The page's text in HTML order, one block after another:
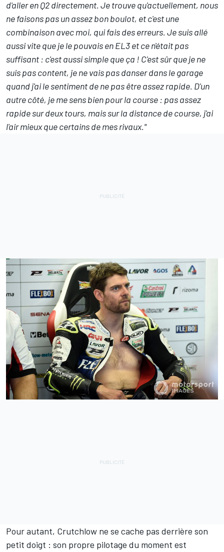
d'aller en Q2 directement. Je trouve qu'actuellement, nous
ne faisons pas un assez bon boulot, et c'est une
combinaison avec moi, qui fais des erreurs. Je suis allé
aussi vite que je le pouvais en EL3 et ce n'était pas
suffisant : c'est aussi simple que ça ! C'est sûr que je ne
suis pas content, je ne vais pas danser dans le garage
quand j'ai le sentiment de ne pas être assez rapide. D'un
autre côté, je me sens bien pour la course : pas assez
rapide sur deux tours, mais sur la distance de course, j'ai
l'air mieux que certains de mes rivaux."
Pour autant, Crutchlow ne se cache pas derrière son
petit doigt : son propre pilotage du moment est